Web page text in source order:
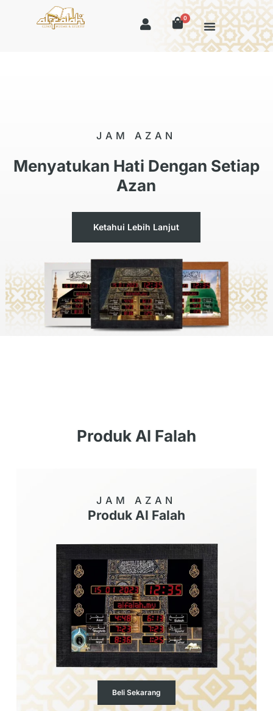
0
JAM AZAN
Menyatukan Hati Dengan Setiap
Azan
Ketahui Lebih Lanjut
Produk Al Falah
JAM AZAN
Produk Al Falah
Beli Sekarang